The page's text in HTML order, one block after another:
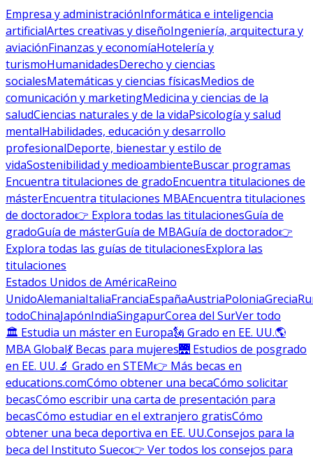
Empresa y administraciónInformática e inteligencia
artificialArtes creativas y diseñoIngeniería, arquitectura y
aviaciónFinanzas y economíaHotelería y
turismoHumanidadesDerecho y ciencias
socialesMatemáticas y ciencias físicasMedios de
comunicación y marketingMedicina y ciencias de la
saludCiencias naturales y de la vidaPsicología y salud
mentalHabilidades, educación y desarrollo
profesionalDeporte, bienestar y estilo de
vidaSostenibilidad y medioambienteBuscar programas
Encuentra titulaciones de gradoEncuentra titulaciones de
másterEncuentra titulaciones MBAEncuentra titulaciones
de doctorado👉 Explora todas las titulacionesGuía de
gradoGuía de másterGuía de MBAGuía de doctorado👉
Explora todas las guías de titulacionesExplora las
titulaciones
Estados Unidos de AméricaReino
UnidoAlemaniaItaliaFranciaEspañaAustriaPoloniaGrecia
todoChinaJapónIndiaSingapurCorea del SurVer todo
🏛 Estudia un máster en Europa🗽 Grado en EE. UU.🌎
MBA Global💃 Becas para mujeres🌉 Estudios de posgrado
en EE. UU.🔬 Grado en STEM👉 Más becas en
educations.comCómo obtener una becaCómo solicitar
becasCómo escribir una carta de presentación para
becasCómo estudiar en el extranjero gratisCómo
obtener una beca deportiva en EE. UU.Consejos para la
beca del Instituto Sueco👉 Ver todos los consejos para